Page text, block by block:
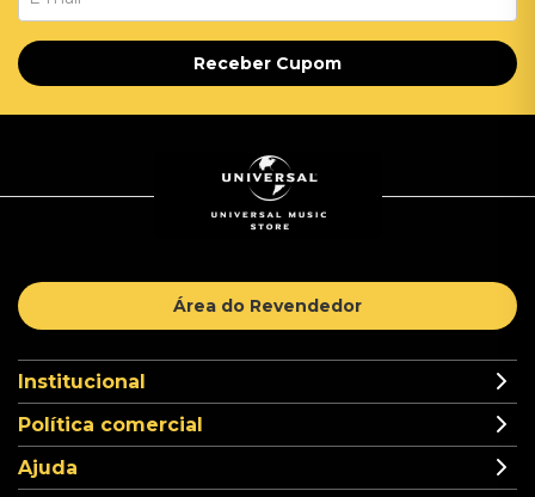
Receber Cupom
Área do Revendedor
Institucional
Política comercial
Ajuda